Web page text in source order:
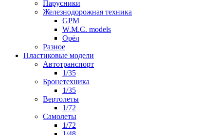
Парусники
Железнодорожная техника
GPM
W.M.C. models
Орёл
Разное
Пластиковые модели
Автотранспорт
1/35
Бронетехника
1/35
Вертолеты
1/72
Самолеты
1/72